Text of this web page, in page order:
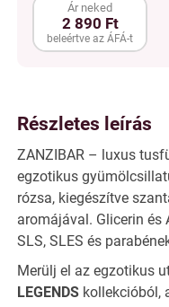
Ár neked
2 890 Ft
beleértve az ÁFÁ-t
Részletes leírás
ZANZIBAR – luxus
egzotikus
rózsa, kiegészítve
aromájával. Glicerin és
SLS, SLES és
Merülj el az egzotikus
LEGENDS kollekcióból,